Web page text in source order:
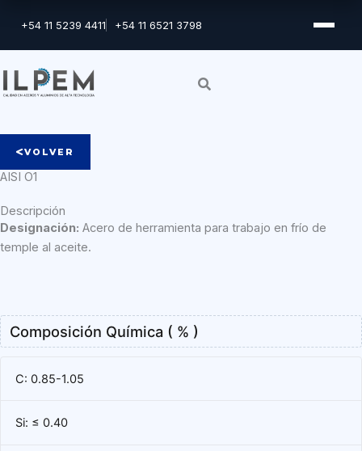
contenido
+54 11 5239 4411 +54 11 6521 3798
VOLVER
AISI O1
Descripción
Designación: Acero de herramienta para trabajo en frío de
temple al aceite.
Composición Química ( % )
C: 0.85-1.05
Si: ≤ 0.40